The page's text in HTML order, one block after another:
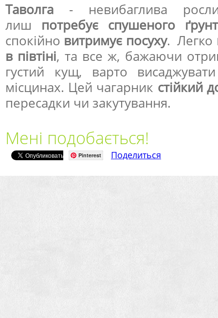
Таволга - невибаглива
лиш потребує спушеного
спокійно витримує посуху. Легко
в півтіні, та все ж, бажаючи
густий кущ, варто
місцинах. Цей чагарник стійкий
пересадки чи закутування.
Мені подобається!
Pinterest Поделиться